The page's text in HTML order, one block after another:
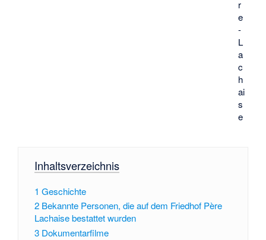
r
e
-
L
a
c
h
ai
s
e
Inhaltsverzeichnis
1 Geschichte
2 Bekannte Personen, die auf dem Friedhof Père
Lachaise bestattet wurden
3 Dokumentarfilme